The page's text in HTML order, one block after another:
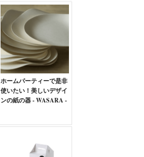
ホームパーティーで是非
使いたい！美しいデザイ
ンの紙の器 - WASARA -